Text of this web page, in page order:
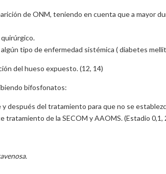
de ONM, teniendo en cuenta que a mayor
tipo de enfermedad sistémica ( diabetes
del hueso expuesto. (12, 14)
bifosfonatos:
después del tratamiento para que no se
de la SECOM y AAOMS. (Estadio 0,1,